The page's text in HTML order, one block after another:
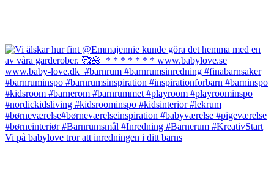
Vi på babylove tror att inredningen i ditt barns